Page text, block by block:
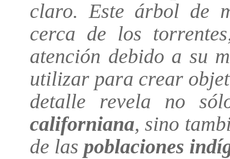
claro. Este árbol de
cerca de los
atención debido a su
utilizar para crear
detalle revela no
californiana, sino
de las poblaciones